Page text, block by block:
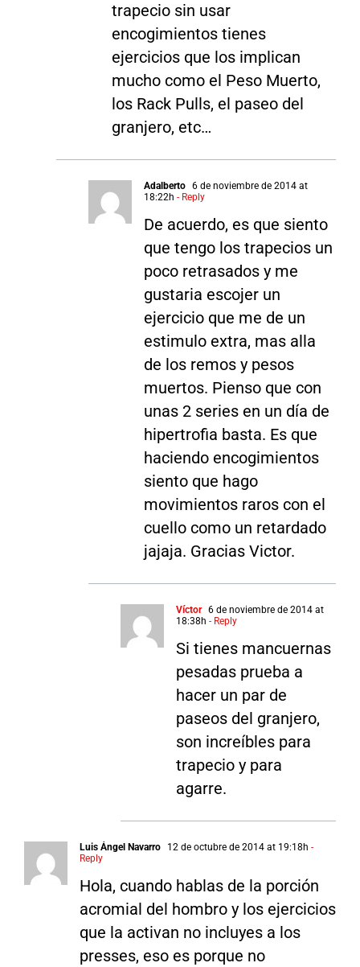
trapecio sin usar
encogimientos tienes
ejercicios que los implican
mucho como el Peso Muerto,
los Rack Pulls, el paseo del
granjero, etc…
Adalberto 6 de noviembre de 2014 at
18:22h - Reply
De acuerdo, es que siento
que tengo los trapecios un
poco retrasados y me
gustaria escojer un
ejercicio que me de un
estimulo extra, mas alla
de los remos y pesos
muertos. Pienso que con
unas 2 series en un día de
hipertrofia basta. Es que
haciendo encogimientos
siento que hago
movimientos raros con el
cuello como un retardado
jajaja. Gracias Victor.
Víctor 6 de noviembre de 2014 at
18:38h - Reply
Si tienes mancuernas
pesadas prueba a
hacer un par de
paseos del granjero,
son increíbles para
trapecio y para
agarre.
Luis Ángel Navarro 12 de octubre de 2014 at 19:18h -
Reply
Hola, cuando hablas de la porción
acromial del hombro y los ejercicios
que la activan no incluyes a los
presses, eso es porque no